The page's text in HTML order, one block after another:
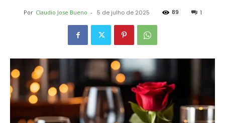
Por Claudio Jose Bueno - 5 de julho de 2025 89 1